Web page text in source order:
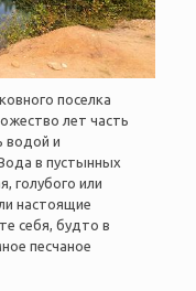
поселка
лет часть
водой и
в пустынных
голубого или
настоящие
себя, будто в
песчаное